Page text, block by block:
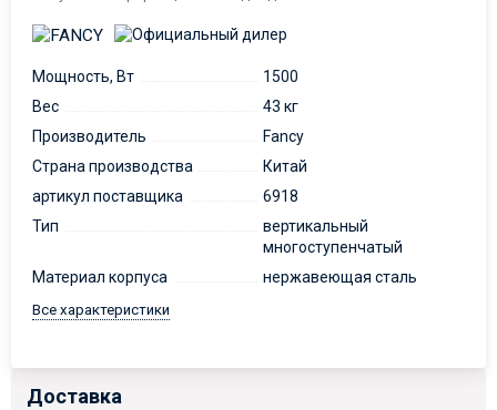
Мощность, Вт
1500
Вес
43 кг
Производитель
Fancy
Страна производства
Китай
артикул поставщика
6918
Тип
вертикальный
многоступенчатый
Материал корпуса
нержавеющая сталь
Все характеристики
Доставка